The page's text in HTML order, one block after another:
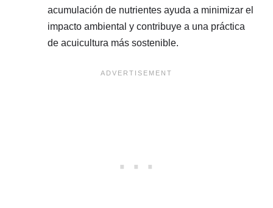
acumulación de nutrientes ayuda a minimizar el
impacto ambiental y contribuye a una práctica
de acuicultura más sostenible.